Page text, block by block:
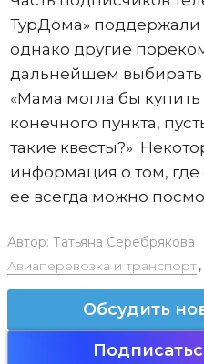
ТурДома»
однако другие
дальнейшем
«Мама могла бы купить
конечного пункта,
такие квесты?»
информация о том, где
ее всегда можно
Автор: Татьяна Серебрякова
Авиаперевозка и транспорт,
Обсудить